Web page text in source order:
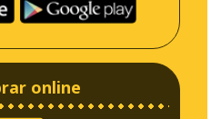
online